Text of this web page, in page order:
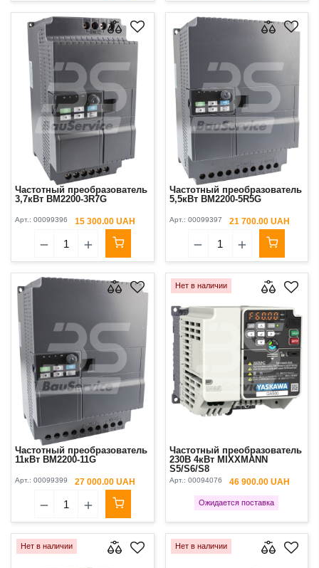
Частотный преобразователь
3,7кВт BM2200-3R7G
Арт.: 00099396 15 300.00 UAH
Частотный преобразователь
5,5кВт BM2200-5R5G
Арт.: 00099397 21 700.00 UAH
Частотный преобразователь
11кВт BM2200-11G
Арт.: 00099399 27 000.00 UAH
Нет в наличии
Частотный преобразователь
230В 4кВт MIXXMANN
S5/S6/S8
Арт.: 00094076 46 900.00 UAH
Ожидается поставка
Нет в наличии Нет в наличии